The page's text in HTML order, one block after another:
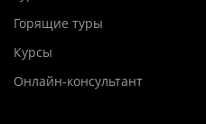
Горящие туры
Курсы
Онлайн-консультант